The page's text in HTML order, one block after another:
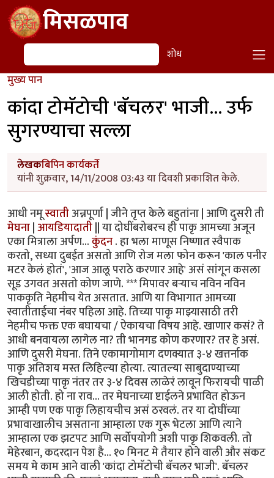
Skip to main contentमिसळपाव
शोध शोध
मुख्य पान
कांदा टोमॅटोची 'बॅचलर' भाजी... उर्फ
सुगरण्याचा सल्ला
लेखकबिपिन कार्यकर्ते
यांनी शुक्रवार, 14/11/2008 03:43 या दिवशी प्रकाशित केले.
आधी नमूस्वातीअन्नपूर्णा | जीने तृप्त केले बहुतांना | आणि दुसरी ती
मेघना|आयडियादाती|| या दोघींबरोबरच ही पाकृ आमच्या अजून
एका मित्राला अर्पण...कुंदन. हा भला माणूस निष्णात स्वैपाक
करतो, सध्या दुबईत असतो आणि रोज मला फोन करून 'काल पनीर
मटर केलं होतं', 'आज आलू पराठे करणार आहे' असं सांगून कसला
सूड उगवत असतो कोण जाणे. *** मिपावर बर्‍याच नविन नविन
पाककृति नेहमीच येत असतात. आणि या विभागात आमच्या
स्वातीताईचा नंबर पहिला आहे. तिच्या पाकृ माझ्यासाठी तरी
नेहमीच फक्त एक बघायचा / ऐकायचा विषय आहे. खाणार कसं? ते
आधी बनवायला लागेल ना? ती भानगड कोण करणार? तर हे असं.
आणि दुसरी मेघना. तिने एकामागोमाग दणक्यात ३-४ खत्तर्नाक
पाकृ अतिशय मस्त लिहिल्या होत्या. त्यातल्या साबुदाण्याच्या
खिचडीच्या पाकृ नंतर तर ३-४ दिवस लाळेरं लावून फिरायची पाळी
आली होती. हो ना राव... तर मेघनाच्या ष्टाईलने प्रभावित होऊन
आम्ही पण एक पाकृ लिहायचीच असं ठरवलं. तर या दोघींच्या
प्रभावाखालीच असताना आम्हाला एक गुरू भेटला आणि त्याने
आम्हाला एक झटपट आणि सर्वोपयोगी अशी पाकृ शिकवली. तो
मेहेरबान, कदरदान पेश है... १० मिनट मे तैयार होने वाली और संकट
समय मे काम आने वाली 'कांदा टोमॅटोची बॅचलर भाजी'. बॅचलर